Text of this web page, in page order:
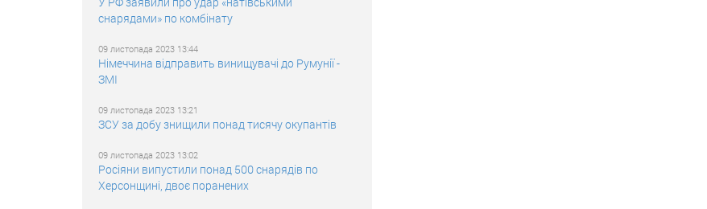
снарядами» по комбінату
09 листопада 2023 13:44
Німеччина відправить винищувачі до Румунії -
ЗМІ
09 листопада 2023 13:21
ЗСУ за добу знищили понад тисячу окупантів
09 листопада 2023 13:02
Росіяни випустили понад 500 снарядів по
Херсонщині, двоє поранених